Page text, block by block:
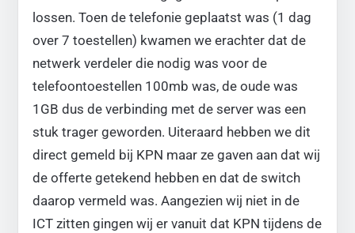
lossen. Toen de telefonie geplaatst was (1 dag
over 7 toestellen) kwamen we erachter dat de
netwerk verdeler die nodig was voor de
telefoontoestellen 100mb was, de oude was
1GB dus de verbinding met de server was een
stuk trager geworden. Uiteraard hebben we dit
direct gemeld bij KPN maar ze gaven aan dat wij
de offerte getekend hebben en dat de switch
daarop vermeld was. Aangezien wij niet in de
ICT zitten gingen wij er vanuit dat KPN tijdens de